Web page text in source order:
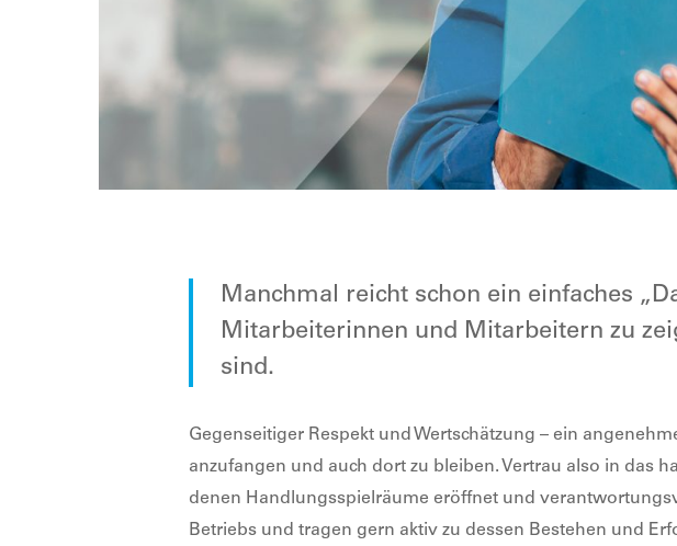
Manchmal reicht schon ein einfaches
Mitarbeiterinnen und Mitarbeitern zu
sind.
Gegenseitiger Respekt und Wertschätzung – ein
anzufangen und auch dort zu bleiben. Vertrau also in das
denen Handlungsspielräume eröffnet und
Betriebs und tragen gern aktiv zu dessen Bestehen und